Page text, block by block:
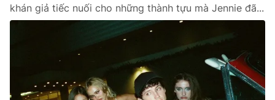
khán giả tiếc nuối cho những thành tựu mà Jennie đã...